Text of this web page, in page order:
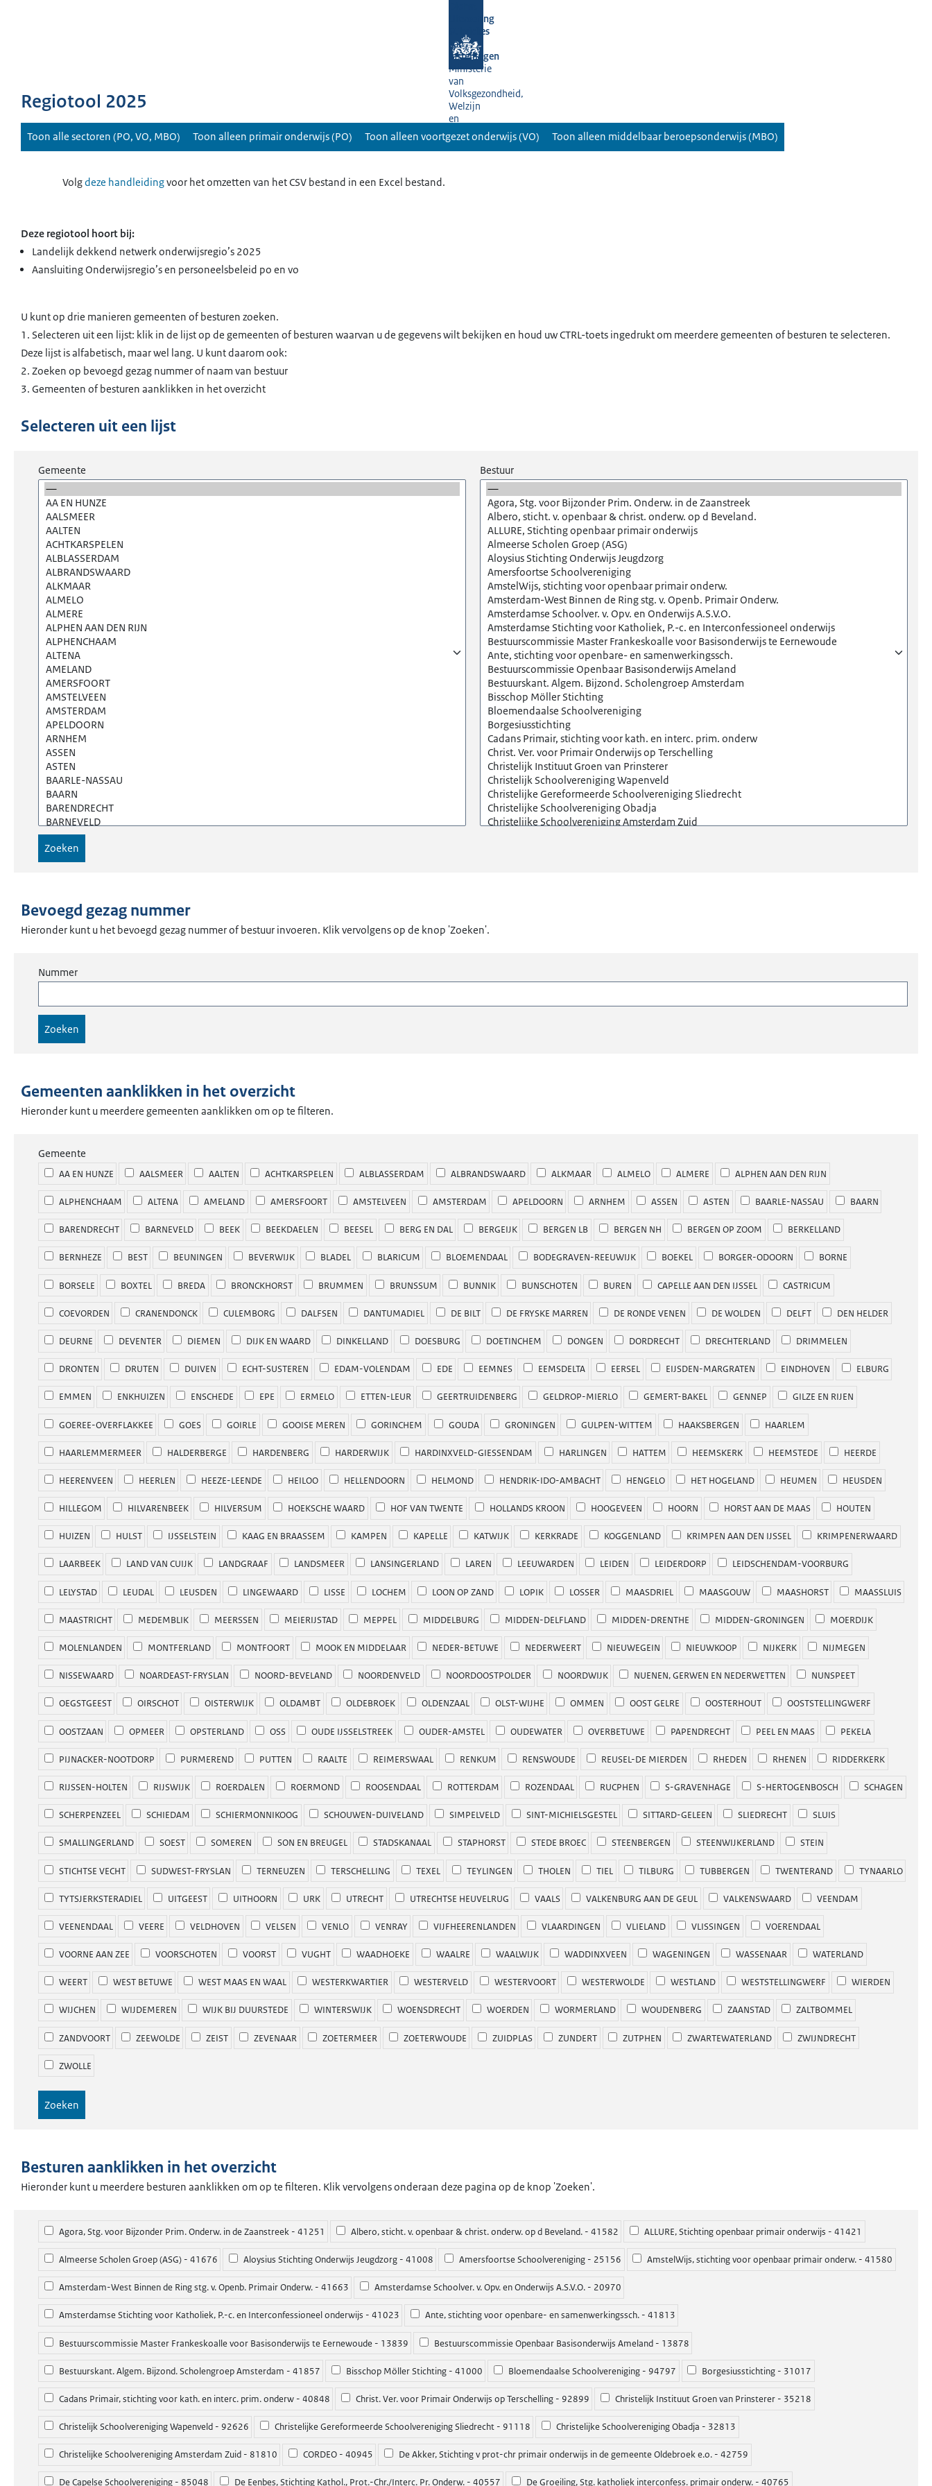
Uitvoering
Subsidies
aan
Instellingen
Ministerie
van
Volksgezondheid,
Welzijn
en
Sport
Regiotool 2025
Toon alle sectoren (PO, VO, MBO) Toon alleen primair onderwijs (PO) Toon alleen voortgezet onderwijs (VO) Toon alleen middelbaar beroepsonderwijs (MBO)
Volgdeze handleidingvoor het omzetten van het CSV bestand in een Excel bestand.
Deze regiotool hoort bij:
Landelijk dekkend netwerk onderwijsregio’s 2025
Aansluiting Onderwijsregio’s en personeelsbeleid po en vo
U kunt op drie manieren gemeenten of besturen zoeken.
1. Selecteren uit een lijst: klik in de lijst op de gemeenten of besturen waarvan u de gegevens wilt bekijken en houd uw CTRL-toets ingedrukt om meerdere gemeenten of besturen te selecteren.
Deze lijst is alfabetisch, maar wel lang. U kunt daarom ook:
2. Zoeken op bevoegd gezag nummer of naam van bestuur
3. Gemeenten of besturen aanklikken in het overzicht
Selecteren uit een lijst
Gemeente Bestuur
Bevoegd gezag nummer
Hieronder kunt u het bevoegd gezag nummer of bestuur invoeren. Klik vervolgens op de knop 'Zoeken'.
Nummer
Gemeenten aanklikken in het overzicht
Hieronder kunt u meerdere gemeenten aanklikken om op te filteren.
Gemeente
AA EN HUNZE AALSMEER AALTEN ACHTKARSPELEN ALBLASSERDAM ALBRANDSWAARD ALKMAAR ALMELO ALMERE ALPHEN AAN DEN RIJN
ALPHENCHAAM ALTENA AMELAND AMERSFOORT AMSTELVEEN AMSTERDAM APELDOORN ARNHEM ASSEN ASTEN BAARLE-NASSAU BAARN
BARENDRECHT BARNEVELD BEEK BEEKDAELEN BEESEL BERG EN DAL BERGEIJK BERGEN LB BERGEN NH BERGEN OP ZOOM BERKELLAND
BERNHEZE BEST BEUNINGEN BEVERWIJK BLADEL BLARICUM BLOEMENDAAL BODEGRAVEN-REEUWIJK BOEKEL BORGER-ODOORN BORNE
BORSELE BOXTEL BREDA BRONCKHORST BRUMMEN BRUNSSUM BUNNIK BUNSCHOTEN BUREN CAPELLE AAN DEN IJSSEL CASTRICUM
COEVORDEN CRANENDONCK CULEMBORG DALFSEN DANTUMADIEL DE BILT DE FRYSKE MARREN DE RONDE VENEN DE WOLDEN DELFT DEN HELDER
DEURNE DEVENTER DIEMEN DIJK EN WAARD DINKELLAND DOESBURG DOETINCHEM DONGEN DORDRECHT DRECHTERLAND DRIMMELEN
DRONTEN DRUTEN DUIVEN ECHT-SUSTEREN EDAM-VOLENDAM EDE EEMNES EEMSDELTA EERSEL EIJSDEN-MARGRATEN EINDHOVEN ELBURG
EMMEN ENKHUIZEN ENSCHEDE EPE ERMELO ETTEN-LEUR GEERTRUIDENBERG GELDROP-MIERLO GEMERT-BAKEL GENNEP GILZE EN RIJEN
GOEREE-OVERFLAKKEE GOES GOIRLE GOOISE MEREN GORINCHEM GOUDA GRONINGEN GULPEN-WITTEM HAAKSBERGEN HAARLEM
HAARLEMMERMEER HALDERBERGE HARDENBERG HARDERWIJK HARDINXVELD-GIESSENDAM HARLINGEN HATTEM HEEMSKERK HEEMSTEDE HEERDE
HEERENVEEN HEERLEN HEEZE-LEENDE HEILOO HELLENDOORN HELMOND HENDRIK-IDO-AMBACHT HENGELO HET HOGELAND HEUMEN HEUSDEN
HILLEGOM HILVARENBEEK HILVERSUM HOEKSCHE WAARD HOF VAN TWENTE HOLLANDS KROON HOOGEVEEN HOORN HORST AAN DE MAAS HOUTEN
HUIZEN HULST IJSSELSTEIN KAAG EN BRAASSEM KAMPEN KAPELLE KATWIJK KERKRADE KOGGENLAND KRIMPEN AAN DEN IJSSEL KRIMPENERWAARD
LAARBEEK LAND VAN CUIJK LANDGRAAF LANDSMEER LANSINGERLAND LAREN LEEUWARDEN LEIDEN LEIDERDORP LEIDSCHENDAM-VOORBURG
LELYSTAD LEUDAL LEUSDEN LINGEWAARD LISSE LOCHEM LOON OP ZAND LOPIK LOSSER MAASDRIEL MAASGOUW MAASHORST MAASSLUIS
MAASTRICHT MEDEMBLIK MEERSSEN MEIERIJSTAD MEPPEL MIDDELBURG MIDDEN-DELFLAND MIDDEN-DRENTHE MIDDEN-GRONINGEN MOERDIJK
MOLENLANDEN MONTFERLAND MONTFOORT MOOK EN MIDDELAAR NEDER-BETUWE NEDERWEERT NIEUWEGEIN NIEUWKOOP NIJKERK NIJMEGEN
NISSEWAARD NOARDEAST-FRYSLAN NOORD-BEVELAND NOORDENVELD NOORDOOSTPOLDER NOORDWIJK NUENEN, GERWEN EN NEDERWETTEN NUNSPEET
OEGSTGEEST OIRSCHOT OISTERWIJK OLDAMBT OLDEBROEK OLDENZAAL OLST-WIJHE OMMEN OOST GELRE OOSTERHOUT OOSTSTELLINGWERF
OOSTZAAN OPMEER OPSTERLAND OSS OUDE IJSSELSTREEK OUDER-AMSTEL OUDEWATER OVERBETUWE PAPENDRECHT PEEL EN MAAS PEKELA
PIJNACKER-NOOTDORP PURMEREND PUTTEN RAALTE REIMERSWAAL RENKUM RENSWOUDE REUSEL-DE MIERDEN RHEDEN RHENEN RIDDERKERK
RIJSSEN-HOLTEN RIJSWIJK ROERDALEN ROERMOND ROOSENDAAL ROTTERDAM ROZENDAAL RUCPHEN S-GRAVENHAGE S-HERTOGENBOSCH SCHAGEN
SCHERPENZEEL SCHIEDAM SCHIERMONNIKOOG SCHOUWEN-DUIVELAND SIMPELVELD SINT-MICHIELSGESTEL SITTARD-GELEEN SLIEDRECHT SLUIS
SMALLINGERLAND SOEST SOMEREN SON EN BREUGEL STADSKANAAL STAPHORST STEDE BROEC STEENBERGEN STEENWIJKERLAND STEIN
STICHTSE VECHT SUDWEST-FRYSLAN TERNEUZEN TERSCHELLING TEXEL TEYLINGEN THOLEN TIEL TILBURG TUBBERGEN TWENTERAND TYNAARLO
TYTSJERKSTERADIEL UITGEEST UITHOORN URK UTRECHT UTRECHTSE HEUVELRUG VAALS VALKENBURG AAN DE GEUL VALKENSWAARD VEENDAM
VEENENDAAL VEERE VELDHOVEN VELSEN VENLO VENRAY VIJFHEERENLANDEN VLAARDINGEN VLIELAND VLISSINGEN VOERENDAAL
VOORNE AAN ZEE VOORSCHOTEN VOORST VUGHT WAADHOEKE WAALRE WAALWIJK WADDINXVEEN WAGENINGEN WASSENAAR WATERLAND
WEERT WEST BETUWE WEST MAAS EN WAAL WESTERKWARTIER WESTERVELD WESTERVOORT WESTERWOLDE WESTLAND WESTSTELLINGWERF WIERDEN
WIJCHEN WIJDEMEREN WIJK BIJ DUURSTEDE WINTERSWIJK WOENSDRECHT WOERDEN WORMERLAND WOUDENBERG ZAANSTAD ZALTBOMMEL
ZANDVOORT ZEEWOLDE ZEIST ZEVENAAR ZOETERMEER ZOETERWOUDE ZUIDPLAS ZUNDERT ZUTPHEN ZWARTEWATERLAND ZWIJNDRECHT
ZWOLLE
Besturen aanklikken in het overzicht
Hieronder kunt u meerdere besturen aanklikken om op te filteren. Klik vervolgens onderaan deze pagina op de knop 'Zoeken'.
Agora, Stg. voor Bijzonder Prim. Onderw. in de Zaanstreek - 41251 Albero, sticht. v. openbaar & christ. onderw. op d Beveland. - 41582 ALLURE, Stichting openbaar primair onderwijs - 41421
Almeerse Scholen Groep (ASG) - 41676 Aloysius Stichting Onderwijs Jeugdzorg - 41008 Amersfoortse Schoolvereniging - 25156 AmstelWijs, stichting voor openbaar primair onderw. - 41580
Amsterdam-West Binnen de Ring stg. v. Openb. Primair Onderw. - 41663 Amsterdamse Schoolver. v. Opv. en Onderwijs A.S.V.O. - 20970
Amsterdamse Stichting voor Katholiek, P.-c. en Interconfessioneel onderwijs - 41023 Ante, stichting voor openbare- en samenwerkingssch. - 41813
Bestuurscommissie Master Frankeskoalle voor Basisonderwijs te Eernewoude - 13839 Bestuurscommissie Openbaar Basisonderwijs Ameland - 13878
Bestuurskant. Algem. Bijzond. Scholengroep Amsterdam - 41857 Bisschop Möller Stichting - 41000 Bloemendaalse Schoolvereniging - 94797 Borgesiusstichting - 31017
Cadans Primair, stichting voor kath. en interc. prim. onderw - 40848 Christ. Ver. voor Primair Onderwijs op Terschelling - 92899 Christelijk Instituut Groen van Prinsterer - 35218
Christelijk Schoolvereniging Wapenveld - 92626 Christelijke Gereformeerde Schoolvereniging Sliedrecht - 91118 Christelijke Schoolvereniging Obadja - 32813
Christelijke Schoolvereniging Amsterdam Zuid - 81810 CORDEO - 40945 De Akker, Stichting v prot-chr primair onderwijs in de gemeente Oldebroek e.o. - 42759
De Capelse Schoolvereniging - 85048 De Eenbes, Stichting Kathol., Prot.-Chr./Interc. Pr. Onderw. - 40557 De Groeiling, Stg. katholiek interconfess. primair onderw. - 40765